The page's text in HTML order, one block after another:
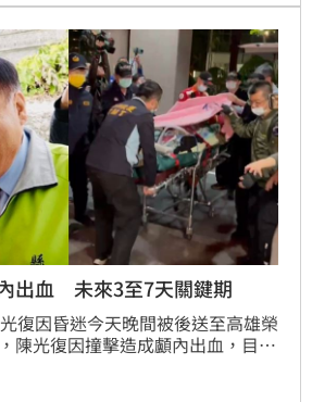
倒原因仍待釐清。
出血 未來3至7天關鍵期
復因昏迷今天晚間被後送至高雄榮
陳光復因撞擊造成顱內出血，目前